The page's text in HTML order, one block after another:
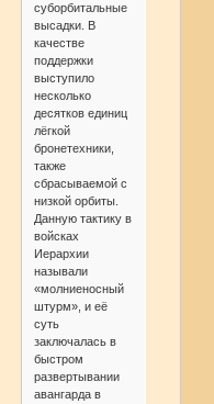
суборбитальные
высадки. В
качестве
поддержки
выступило
несколько
десятков единиц
лёгкой
бронетехники,
также
сбрасываемой с
низкой орбиты.
Данную тактику в
войсках
Иерархии
называли
«молниеносный
штурм», и её
суть
заключалась в
быстром
развертывании
авангарда в